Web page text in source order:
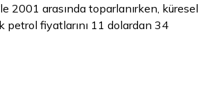
2001 arasında toparlanırken, küresel
petrol fiyatlarını 11 dolardan 34